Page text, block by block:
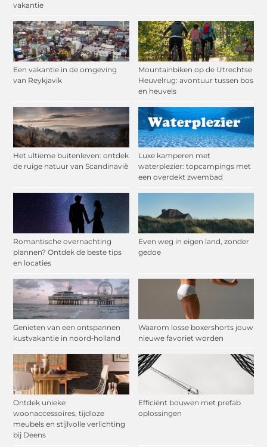
vakantie
Een vakantie in de omgeving
van Reykjavik
Mountainbiken op de Utrechtse
Heuvelrug: avontuur tussen bos
en heuvels
Het ultieme buitenleven: ontdek
de ruige natuur van Scandinavië
Luxe kamperen met
waterplezier: topcampings met
een overdekt zwembad
Romantische overnachting
plannen? Ontdek de beste tips
en locaties
Even weg in eigen land, zonder
gedoe
Genieten van een ontspannen
kustvakantie in noord‑holland
Waarom losse boxershorts jouw
nieuwe favoriet worden
Ontdek unieke
woonaccessoires, tijdloze
meubels en stijlvolle verlichting
bij Deens
Efficiënt bouwen met prefab
oplossingen